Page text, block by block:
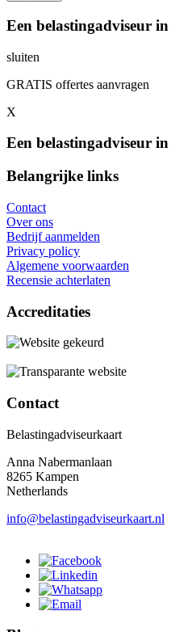
Een belastingadviseur
sluiten
GRATIS offertes aanvragen
X
Een belastingadviseur
Belangrijke links
Contact
Over ons
Bedrijf aanmelden
Privacy policy
Algemene voorwaarden
Recensie achterlaten
Accreditaties
Contact
Belastingadviseurkaart
Anna Nabermanlaan
8265 Kampen
Netherlands
info@belastingadviseurkaart.nl